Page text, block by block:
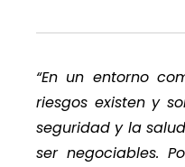
“En un entorno
riesgos existen y
seguridad y la
ser negociables.